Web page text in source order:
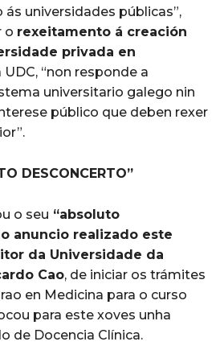
universidades públicas”,
o rexeitamento á creación
privada en
UDC, “non responde a
universitario galego nin
público que deben rexer
DESCONCERTO”
o seu “absoluto
anuncio realizado este
da Universidade da
Cao, de iniciar os trámites
en Medicina para o curso
para este xoves unha
de Docencia Clínica.